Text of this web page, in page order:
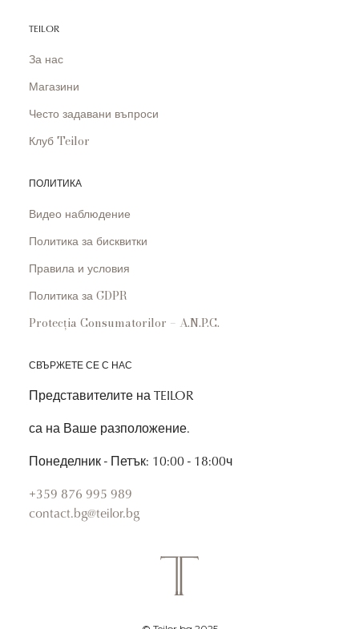
TEILOR
За нас
Магазини
Често задавани въпроси
Клуб Teilor
ПОЛИТИКА
Видео наблюдение
Политика за бисквитки
Правила и условия
Политика за GDPR
Protecția Consumatorilor – A.N.P.C.
СВЪРЖЕТЕ СЕ С НАС
Представителите на TEILOR
са на Ваше разположение.
Понеделник - Петък: 10:00 - 18:00ч
+359 876 995 989
contact.bg@teilor.bg